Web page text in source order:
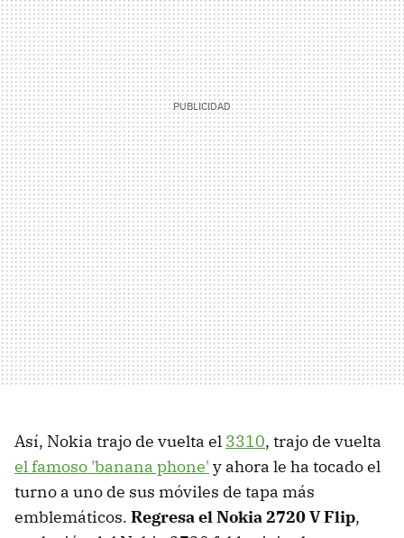
Así, Nokia trajo de vuelta el 3310, trajo de vuelta
el famoso 'banana phone' y ahora le ha tocado el
turno a uno de sus móviles de tapa más
emblemáticos. Regresa el Nokia 2720 V Flip,